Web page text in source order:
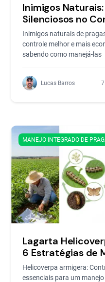
Inimigos
Silenciosos no
Inimigos naturais de
controle melhor e mais
sabendo como manejá-las
Lucas Barros
MANEJO INTEGRADO DE
Lagarta
6 Estratégias de
Helicoverpa armigera:
essenciais para um